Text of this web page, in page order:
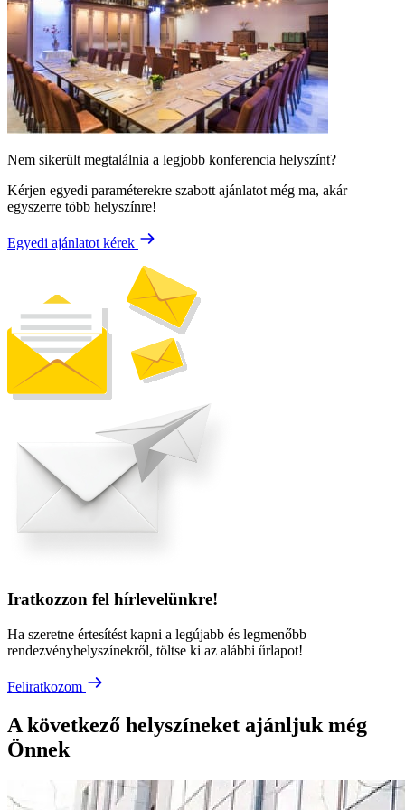
Nem sikerült megtalálnia a legjobb konferencia helyszínt?
Kérjen egyedi paraméterekre szabott ajánlatot még ma, akár
egyszerre több helyszínre!
Egyedi ajánlatot kérek
Iratkozzon fel hírlevelünkre!
Ha szeretne értesítést kapni a legújabb és legmenőbb
rendezvényhelyszínekről, töltse ki az alábbi űrlapot!
Feliratkozom
A következő helyszíneket ajánljuk még
Önnek